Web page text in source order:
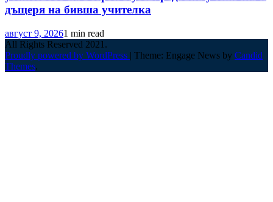
дъщеря на бивша учителка
август 9, 20261 min read
All Rights Reserved 2021.
Proudly powered by WordPress | Theme: Engage News by Candid
Themes.